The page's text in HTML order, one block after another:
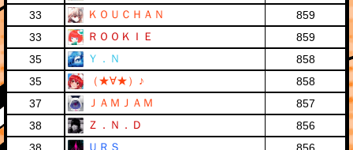
33
ＫＯＵＣＨＡＮ
859
33
ＲＯＯＫＩＥ
859
35
Ｙ．Ｎ
858
35
（★∀★）♪
858
37
ＪＡＭＪＡＭ
857
38
Ｚ．Ｎ．Ｄ
856
ＵＲＳ